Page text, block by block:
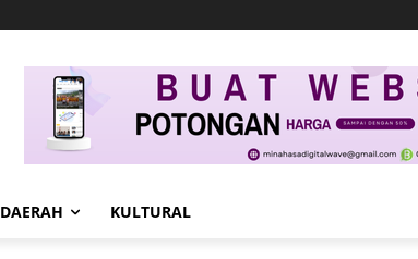
DAERAH KULTURAL